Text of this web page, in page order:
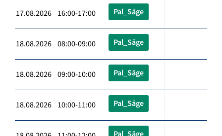
17.08.2026 16:00-17:00 Pal_Säge
18.08.2026 08:00-09:00 Pal_Säge
18.08.2026 09:00-10:00 Pal_Säge
18.08.2026 10:00-11:00 Pal_Säge